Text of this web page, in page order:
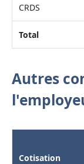
CRDS
Total
Autres
Cotisation